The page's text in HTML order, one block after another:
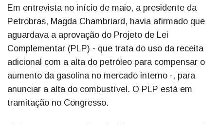
Em entrevista no início de maio, a presidente da
Petrobras, Magda Chambriard, havia afirmado que
aguardava a aprovação do Projeto de Lei
Complementar (PLP) - que trata do uso da receita
adicional com a alta do petróleo para compensar o
aumento da gasolina no mercado interno -, para
anunciar a alta do combustível. O PLP está em
tramitação no Congresso.